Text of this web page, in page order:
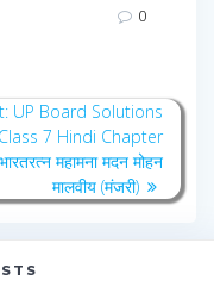
0
Next
post:
UP Board Solutions
7 Hindi Chapter
महामना मदन मोहन
मालवीय (मंजरी)